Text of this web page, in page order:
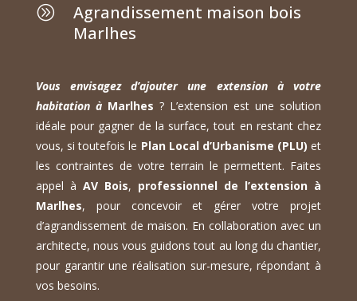
A
Agrandissement maison bois
Marlhes
Vous envisagez d’ajouter une extension à votre
habitation à Marlhes ? L’extension est une solution
idéale pour gagner de la surface, tout en restant chez
vous, si toutefois le Plan Local d’Urbanisme (PLU) et
les contraintes de votre terrain le permettent. Faites
appel à AV Bois, professionnel de l’extension à
Marlhes, pour concevoir et gérer votre projet
d’agrandissement de maison. En collaboration avec un
architecte, nous vous guidons tout au long du chantier,
pour garantir une réalisation sur-mesure, répondant à
vos besoins.